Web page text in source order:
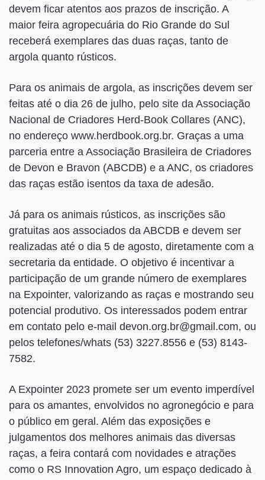
devem ficar atentos aos prazos de inscrição. A
maior feira agropecuária do Rio Grande do Sul
receberá exemplares das duas raças, tanto de
argola quanto rústicos.
Para os animais de argola, as inscrições devem ser
feitas até o dia 26 de julho, pelo site da Associação
Nacional de Criadores Herd-Book Collares (ANC),
no endereço www.herdbook.org.br. Graças a uma
parceria entre a Associação Brasileira de Criadores
de Devon e Bravon (ABCDB) e a ANC, os criadores
das raças estão isentos da taxa de adesão.
Já para os animais rústicos, as inscrições são
gratuitas aos associados da ABCDB e devem ser
realizadas até o dia 5 de agosto, diretamente com a
secretaria da entidade. O objetivo é incentivar a
participação de um grande número de exemplares
na Expointer, valorizando as raças e mostrando seu
potencial produtivo. Os interessados podem entrar
em contato pelo e-mail devon.org.br@gmail.com, ou
pelos telefones/whats (53) 3227.8556 e (53) 8143-
7582.
A Expointer 2023 promete ser um evento imperdível
para os amantes, envolvidos no agronegócio e para
o público em geral. Além das exposições e
julgamentos dos melhores animais das diversas
raças, a feira contará com novidades e atrações
como o RS Innovation Agro, um espaço dedicado à